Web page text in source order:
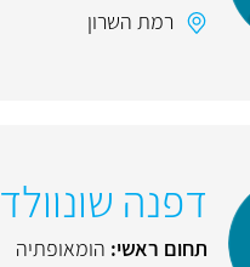
רמת השרון
דפנה שונוולד
תחום ראשי: הומאופתיה